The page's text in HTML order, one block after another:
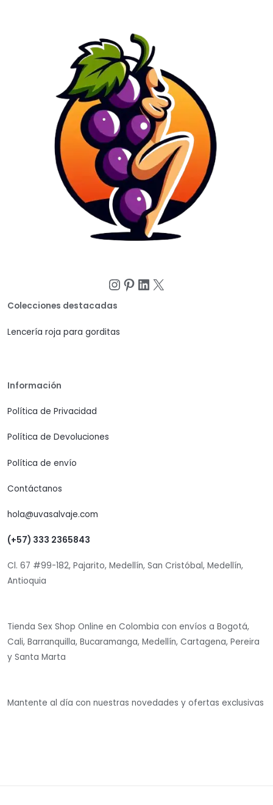
Instagram
Pinterest
LinkedIn
X
Colecciones destacadas
Lencería roja para gorditas
Información
Política de Privacidad
Política de Devoluciones
Política de envío
Contáctanos
hola@uvasalvaje.com
(+57) 333 2365843
Cl. 67 #99-182, Pajarito, Medellín, San Cristóbal, Medellín,
Antioquia
Tienda Sex Shop Online en Colombia con envíos a Bogotá,
Cali, Barranquilla, Bucaramanga, Medellín, Cartagena, Pereira
y Santa Marta
Mantente al día con nuestras novedades y ofertas exclusivas